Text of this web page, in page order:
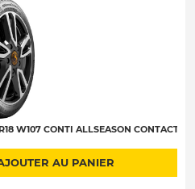
W107 CONTI ALLSEASON CONTACT 2
AU PANIER